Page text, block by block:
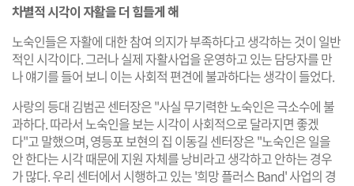
차별적 시각이 자활을 더 힘들게 해
노숙인들은 자활에 대한 참여 의지가 부족하다고 생각하는 것이 일반
적인 시각이다. 그러나 실제 자활사업을 운영하고 있는 담당자를 만
나 얘기를 들어 보니 이는 사회적 편견에 불과하다는 생각이 들었다.
사랑의 등대 김범곤 센터장은 "사실 무기력한 노숙인은 극소수에 불
과하다. 따라서 노숙인을 보는 시각이 사회적으로 달라지면 좋겠
다"고 말했으며, 영등포 보현의 집 이동길 센터장은 "노숙인은 일을
안 한다는 시각 때문에 지원 자체를 낭비라고 생각하고 안하는 경우
가 많다. 우리 센터에서 시행하고 있는 '희망 플러스 Band' 사업의 경